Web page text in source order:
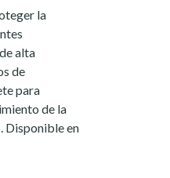
la
alta
de
para
de la
Disponible en